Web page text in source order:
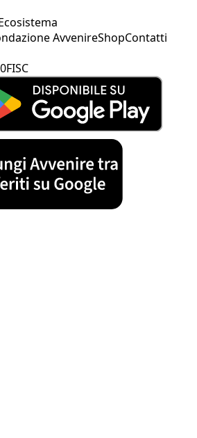
AvvenireShopContatti
FISC